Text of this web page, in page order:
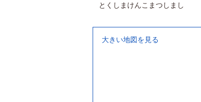
とくしまけんこまつしまし
大きい地図を見る